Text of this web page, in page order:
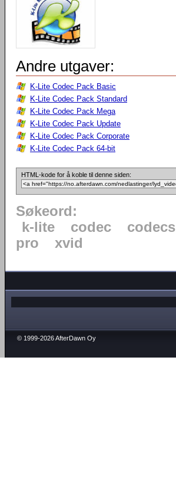
Andre utgaver:
K-Lite Codec Pack Basic
K-Lite Codec Pack Standard
K-Lite Codec Pack Mega
K-Lite Codec Pack Update
K-Lite Codec Pack Corporate
K-Lite Codec Pack 64-bit
HTML-kode for å koble til denne siden:
Søkeord:
k-lite
codec codecs
pro
xvid
© 1999-2026 AfterDawn Oy